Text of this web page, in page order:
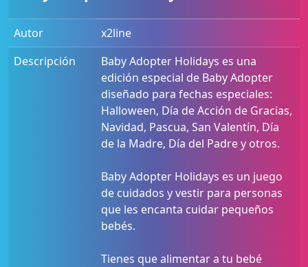
Autor
x2line
Descripción
Baby Adopter Holidays es una
edición especial de Baby Adopter
diseñado para fechas especiales:
Halloween, Día de Acción de Gracias,
Navidad, Pascua, San Valentín, Día
de la Madre, Día del Padre y otros.
Baby Adopter Holidays es un juego
de cuidados y vestir para personas
que les encanta cuidar pequeños
bebés.
Tienes que alimentar a tu bebé